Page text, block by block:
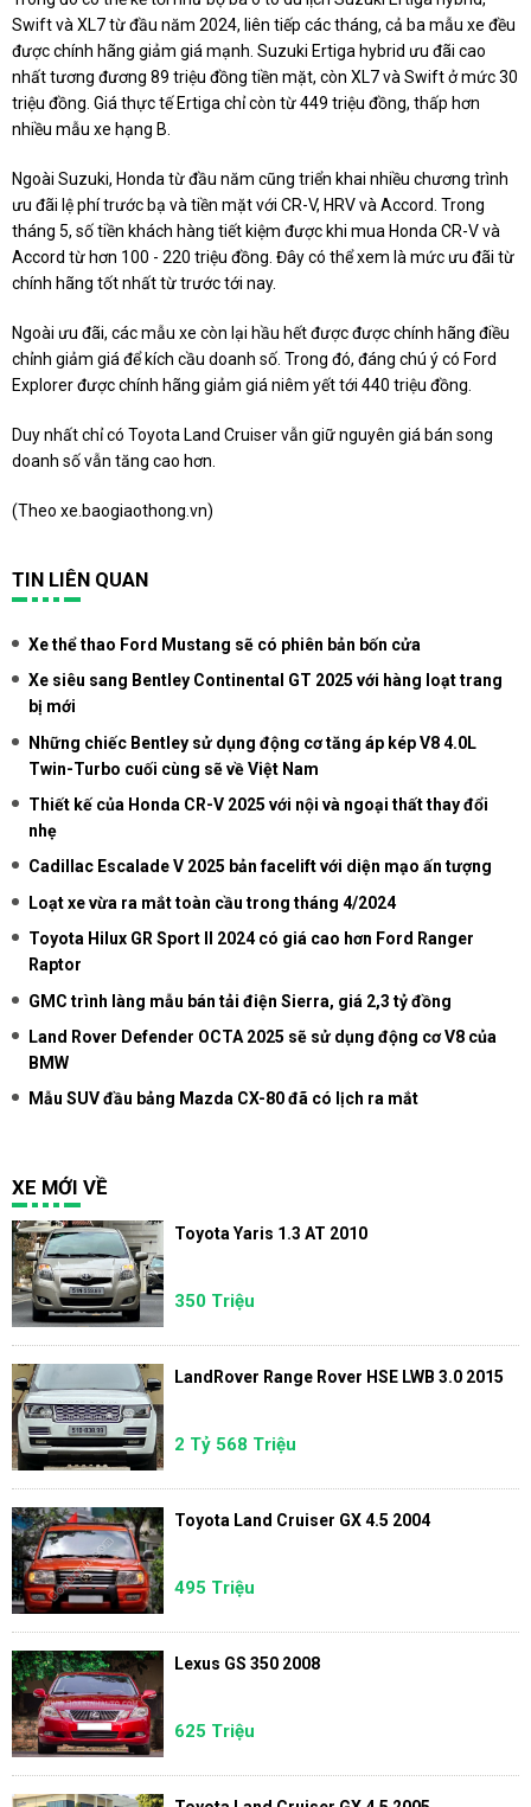
Swift và XL7 từ đầu năm 2024, liên tiếp các tháng, cả ba mẫu xe đều
được chính hãng giảm giá mạnh. Suzuki Ertiga hybrid ưu đãi cao
nhất tương đương 89 triệu đồng tiền mặt, còn XL7 và Swift ở mức 30
triệu đồng. Giá thực tế Ertiga chỉ còn từ 449 triệu đồng, thấp hơn
nhiều mẫu xe hạng B.
Ngoài Suzuki, Honda từ đầu năm cũng triển khai nhiều chương trình
ưu đãi lệ phí trước bạ và tiền mặt với CR-V, HRV và Accord. Trong
tháng 5, số tiền khách hàng tiết kiệm được khi mua Honda CR-V và
Accord từ hơn 100 - 220 triệu đồng. Đây có thể xem là mức ưu đãi từ
chính hãng tốt nhất từ trước tới nay.
Ngoài ưu đãi, các mẫu xe còn lại hầu hết được được chính hãng điều
chỉnh giảm giá để kích cầu doanh số. Trong đó, đáng chú ý có Ford
Explorer được chính hãng giảm giá niêm yết tới 440 triệu đồng.
Duy nhất chỉ có Toyota Land Cruiser vẫn giữ nguyên giá bán song
doanh số vẫn tăng cao hơn.
(Theo xe.baogiaothong.vn)
TIN LIÊN QUAN
Xe thể thao Ford Mustang sẽ có phiên bản bốn cửa
Xe siêu sang Bentley Continental GT 2025 với hàng loạt trang
bị mới
Những chiếc Bentley sử dụng động cơ tăng áp kép V8 4.0L
Twin-Turbo cuối cùng sẽ về Việt Nam
Thiết kế của Honda CR-V 2025 với nội và ngoại thất thay đổi
nhẹ
Cadillac Escalade V 2025 bản facelift với diện mạo ấn tượng
Loạt xe vừa ra mắt toàn cầu trong tháng 4/2024
Toyota Hilux GR Sport II 2024 có giá cao hơn Ford Ranger
Raptor
GMC trình làng mẫu bán tải điện Sierra, giá 2,3 tỷ đồng
Land Rover Defender OCTA 2025 sẽ sử dụng động cơ V8 của
BMW
Mẫu SUV đầu bảng Mazda CX-80 đã có lịch ra mắt
XE MỚI VỀ
Toyota Yaris 1.3 AT 2010
350 Triệu
LandRover Range Rover HSE LWB 3.0 2015
2 Tỷ 568 Triệu
Toyota Land Cruiser GX 4.5 2004
495 Triệu
Lexus GS 350 2008
625 Triệu